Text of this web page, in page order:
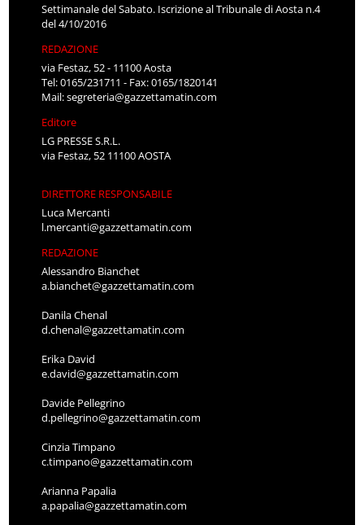
Settimanale del Sabato. Iscrizione al Tribunale di Aosta n.4
del 4/10/2016
REDAZIONE
via Festaz, 52 - 11100 Aosta
Tel: 0165/231711 - Fax: 0165/1820141
Mail:segreteria@gazzettamatin.com
Editore
LG PRESSE S.R.L.
via Festaz, 52 11100 AOSTA
DIRETTORE RESPONSABILE
Luca Mercanti
l.mercanti@gazzettamatin.com
REDAZIONE
Alessandro Bianchet
a.bianchet@gazzettamatin.com
Danila Chenal
d.chenal@gazzettamatin.com
Erika David
e.david@gazzettamatin.com
Davide Pellegrino
d.pellegrino@gazzettamatin.com
Cinzia Timpano
c.timpano@gazzettamatin.com
Arianna Papalia
a.papalia@gazzettamatin.com